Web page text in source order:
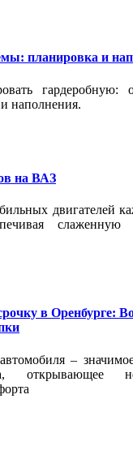
планировка и
гардеробную:
наполнения.
на ВАЗ
двигателей
слаженную
в Оренбурге:
–
открывающее